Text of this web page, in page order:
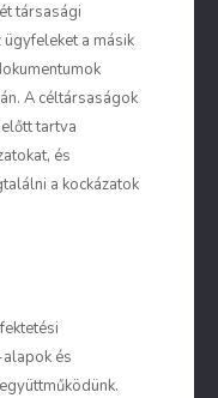
társasági
ügyfeleket a másik
A céltársaságok
tartva
és
a kockázatok
és